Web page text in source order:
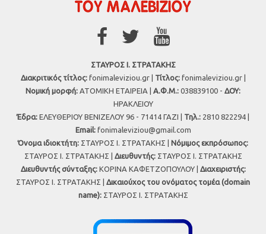
ΣΤΑΥΡΟΣ Ι. ΣΤΡΑΤΑΚΗΣ
Διακριτικός τίτλος:fonimaleviziou.gr | Τίτλος:fonimaleviziou.gr |
Νομική μορφή: ΑΤΟΜΙΚΗ ΕΤΑΙΡΕΙΑ | Α.Φ.Μ.: 038839100 - ΔΟΥ:
ΗΡΑΚΛΕΙΟΥ
Έδρα: ΕΛΕΥΘΕΡΙΟΥ ΒΕΝΙΖΕΛΟΥ 96 - 71414 ΓΑΖΙ | Τηλ.: 2810 822294 |
Εmail: fonimaleviziou@gmail.com
Όνομα ιδιοκτήτη: ΣΤΑΥΡΟΣ Ι. ΣΤΡΑΤΑΚΗΣ | Νόμιμος εκπρόσωπος:
ΣΤΑΥΡΟΣ Ι. ΣΤΡΑΤΑΚΗΣ | Διευθυντής:ΣΤΑΥΡΟΣ Ι. ΣΤΡΑΤΑΚΗΣ
Διευθυντής σύνταξης:ΚΟΡΙΝΑ ΚΑΦΕΤΖΟΠΟΥΛΟΥ | Διαχειριστής:
ΣΤΑΥΡΟΣ Ι. ΣΤΡΑΤΑΚΗΣ | Δικαιούχος του ονόματος τομέα (domain
name):ΣΤΑΥΡΟΣ Ι. ΣΤΡΑΤΑΚΗΣ